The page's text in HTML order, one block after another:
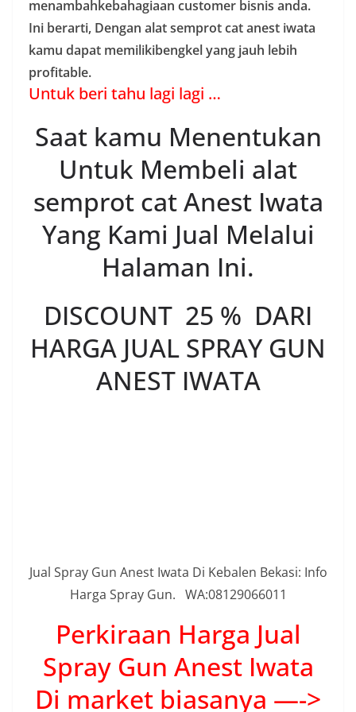
Dengan Menekan 25 %
Anda bisa Memiliki
Spray Gun Anest Iwata
Di perkiraan nilai —-> Rp
2.563.000 – Rp 3.750.00
JADI TUNGGU APA LAGI !!
Dengan Garansi 100%
Asli Produk Anest Iwata,
PenawaranSpesialIni
Yaitu Yang Terbaik yang
Dapat Andaperoleh Di
ONGKIR UNTUK DAERAH
JABODETABEK